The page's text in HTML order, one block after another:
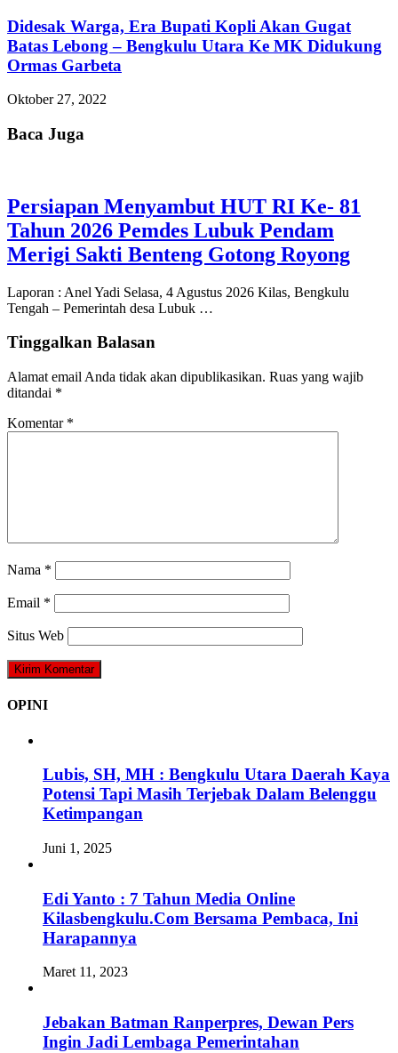
Didesak Warga, Era Bupati Kopli Akan Gugat
Batas Lebong – Bengkulu Utara Ke MK Didukung
Ormas Garbeta
Oktober 27, 2022
Baca Juga
Persiapan Menyambut HUT RI Ke- 81
Tahun 2026 Pemdes Lubuk Pendam
Merigi Sakti Benteng Gotong Royong
Laporan : Anel Yadi Selasa, 4 Agustus 2026 Kilas, Bengkulu
Tengah – Pemerintah desa Lubuk …
Tinggalkan Balasan
Alamat email Anda tidak akan dipublikasikan. Ruas yang wajib
ditandai *
Komentar *
Nama *
Email *
Situs Web
OPINI
Lubis, SH, MH : Bengkulu Utara Daerah Kaya
Potensi Tapi Masih Terjebak Dalam Belenggu
Ketimpangan
Juni 1, 2025
Edi Yanto : 7 Tahun Media Online
Kilasbengkulu.Com Bersama Pembaca, Ini
Harapannya
Maret 11, 2023
Jebakan Batman Ranperpres, Dewan Pers
Ingin Jadi Lembaga Pemerintahan